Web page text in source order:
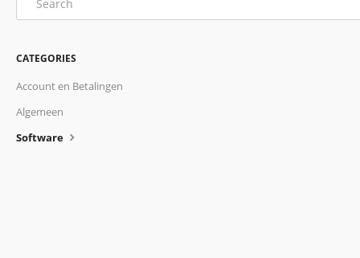
CATEGORIES
Account en Betalingen
Algemeen
Software